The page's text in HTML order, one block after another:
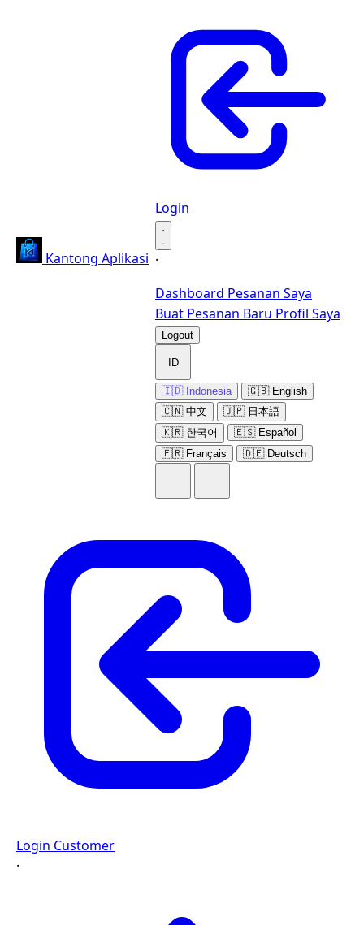
Kantong Aplikasi
Login
·
·
Dashboard Pesanan Saya
Buat Pesanan Baru Profil Saya
Logout
ID
🇮🇩 Indonesia
🇬🇧 English
🇨🇳 中文
🇯🇵 日本語
🇰🇷 한국어
🇪🇸 Español
🇫🇷 Français
🇩🇪 Deutsch
Login Customer
·